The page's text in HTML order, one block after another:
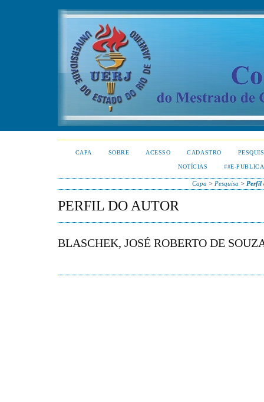
CAPA SOBRE ACESSO CADASTRO
NOTÍCIAS ##E-
Capa > Pesquisa > Perfil
PERFIL DO AUTOR
BLASCHEK, JOSÉ ROBERTO DE